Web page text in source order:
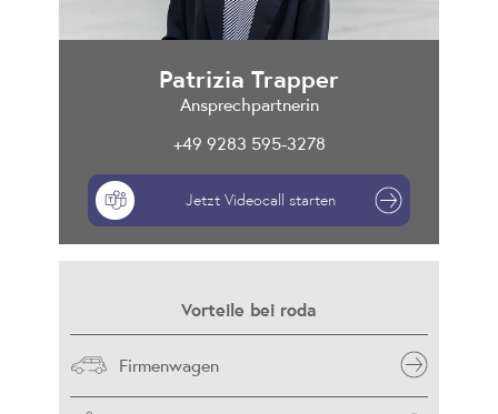
Patrizia Trapper
Ansprechpartnerin
+49 9283 595-3278
Jetzt Videocall starten
Vorteile bei roda
Firmenwagen